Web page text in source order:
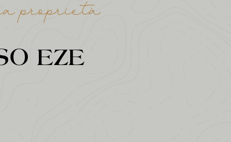
proprietà
EZE